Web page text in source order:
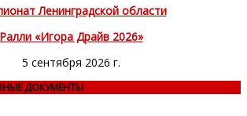
Ленинградской области
Ралли «Игора Драйв 2026»
5 сентября 2026 г.
ДОКУМЕНТЫ